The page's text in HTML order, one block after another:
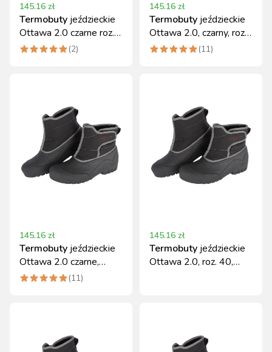
145.16 zł
Termobuty jeździeckie
Ottawa 2.0 czarne roz.
37 Covalliero
(2)
145.16 zł
Termobuty jeździeckie
Ottawa 2.0, czarny, roz.
38
(11)
145.16 zł
Termobuty jeździeckie
Ottawa 2.0 czarne,
rozmiar 39 (11)
145.16 zł
Termobuty jeździeckie
Ottawa 2.0, roz. 40,